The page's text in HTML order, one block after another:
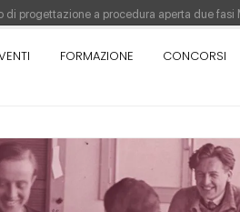
FORMAZIONE CONCORSI
di progettazione a procedura aperta due
è fermo - La pronuncia della Corte di